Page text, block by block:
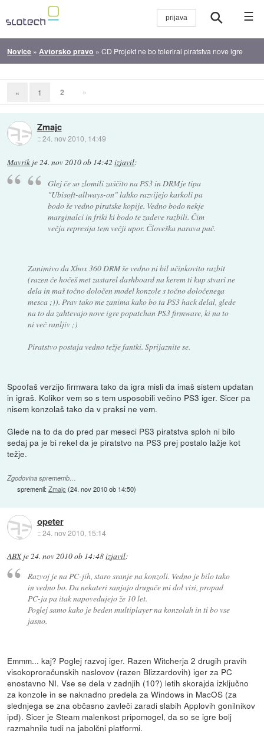
☰
Novice » Avtorsko pravo »CD Projekt ne bo toleriral piratstva nove igre
« 1 2 »
Zmajc
::24. nov 2010, 14:49
Mavrik je24. nov 2010 ob 14:42 izjavil:
Glej če so zlomili zaščito na PS3 in DRMje tipa
"Ubisoft-allways-on" lahko razvijejo karkoli pa
bodo še vedno piratske kopije. Vedno bodo nekje
marginalci in friki ki bodo te zadeve razbili. Čim
večja represija tem večji upor. Človeška narava pač.
Zanimivo da Xbox 360 DRM še vedno ni bil učinkovito razbit
(razen če hočeš met zastarel dashboard na kerem ti kup stvari ne
dela in maš točno določen model konzole s točno določenega
mesca ;)). Prav tako me zanima kako bo ta PS3 hack delal, glede
na to da zahtevajo nove igre popatchan PS3 firmware, ki na to
ni več ranljiv ;)
Piratstvo postaja vedno težje fantki. Sprijaznite se.
Spoofaš verzijo firmwara tako da igra misli da imaš sistem updatan
in igraš. Kolikor vem so s tem usposobili večino PS3 iger. Sicer pa
nisem konzolaš tako da v praksi ne vem.
Glede na to da do pred par meseci PS3 piratstva sploh ni bilo
sedaj pa je bi rekel da je piratstvo na PS3 prej postalo lažje kot
težje.
Zgodovina sprememb…
spremenil:Zmajc (24. nov 2010 ob 14:50)
opeter
::24. nov 2010, 15:14
ABXje24. nov 2010 ob 14:48izjavil:
Razvoj je na PC-jih, staro sranje na konzoli. Vedno je bilo tako
in vedno bo. Da nekateri sanjajo drugače mi dol visi, propad
PC-ja pa itak napovedujejo že 10 let.
Poglej samo kako je beden multiplayer na konzolah in ti bo vse
jasno.
Emmm... kaj? Poglej razvoj iger. Razen Witcherja 2 drugih pravih
visokoproračunskih naslovov (razen Blizzardovih) iger za PC
enostavno NI. Vse se dela v zadnjih (10?) letih skorajda izključno
za konzole in se naknadno predela za Windows in MacOS (za
slednjega se zna občasno zavleči zaradi slabih Applovih gonilnikov
ipd). Sicer je Steam malenkost pripomogel, da so se igre bolj
razmahnile tudi na jabolčni platformi.